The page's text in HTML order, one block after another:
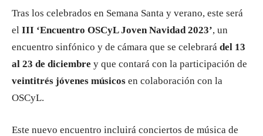
Tras los celebrados en Semana Santa y verano, este será
el III ‘Encuentro OSCyL Joven Navidad 2023’, un
encuentro sinfónico y de cámara que se celebrará del 13
al 23 de diciembre y que contará con la participación de
veintitrés jóvenes músicos en colaboración con la
OSCyL.
Este nuevo encuentro incluirá conciertos de música de